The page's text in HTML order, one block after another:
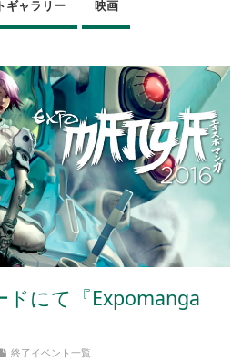
ギャラリー 映画
ドにて『Expomanga
終了イベント一覧